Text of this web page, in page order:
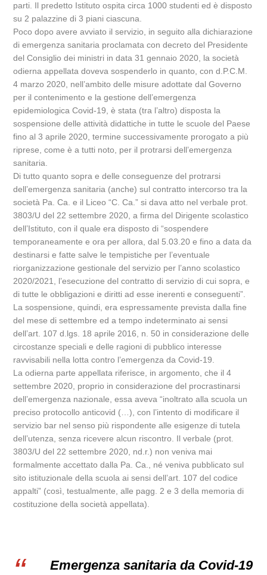
parti. Il predetto Istituto ospita circa 1000 studenti ed è disposto
su 2 palazzine di 3 piani ciascuna.
Poco dopo avere avviato il servizio, in seguito alla dichiarazione
di emergenza sanitaria proclamata con decreto del Presidente
del Consiglio dei ministri in data 31 gennaio 2020, la società
odierna appellata doveva sospenderlo in quanto, con d.P.C.M.
4 marzo 2020, nell’ambito delle misure adottate dal Governo
per il contenimento e la gestione dell’emergenza
epidemiologica Covid-19, è stata (tra l’altro) disposta la
sospensione delle attività didattiche in tutte le scuole del Paese
fino al 3 aprile 2020, termine successivamente prorogato a più
riprese, come è a tutti noto, per il protrarsi dell’emergenza
sanitaria.
Di tutto quanto sopra e delle conseguenze del protrarsi
dell’emergenza sanitaria (anche) sul contratto intercorso tra la
società Pa. Ca. e il Liceo “C. Ca.” si dava atto nel verbale prot.
3803/U del 22 settembre 2020, a firma del Dirigente scolastico
dell’Istituto, con il quale era disposto di “sospendere
temporaneamente e ora per allora, dal 5.03.20 e fino a data da
destinarsi e fatte salve le tempistiche per l’eventuale
riorganizzazione gestionale del servizio per l’anno scolastico
2020/2021, l’esecuzione del contratto di servizio di cui sopra, e
di tutte le obbligazioni e diritti ad esse inerenti e conseguenti”.
La sospensione, quindi, era espressamente prevista dalla fine
del mese di settembre ed a tempo indeterminato ai sensi
dell’art. 107 d.lgs. 18 aprile 2016, n. 50 in considerazione delle
circostanze speciali e delle ragioni di pubblico interesse
ravvisabili nella lotta contro l’emergenza da Covid-19.
La odierna parte appellata riferisce, in argomento, che il 4
settembre 2020, proprio in considerazione del procrastinarsi
dell’emergenza nazionale, essa aveva “inoltrato alla scuola un
preciso protocollo anticovid (…), con l’intento di modificare il
servizio bar nel senso più rispondente alle esigenze di tutela
dell’utenza, senza ricevere alcun riscontro. Il verbale (prot.
3803/U del 22 settembre 2020, nd.r.) non veniva mai
formalmente accettato dalla Pa. Ca., né veniva pubblicato sul
sito istituzionale della scuola ai sensi dell’art. 107 del codice
appalti” (così, testualmente, alle pagg. 2 e 3 della memoria di
costituzione della società appellata).
Emergenza sanitaria da Covid-19